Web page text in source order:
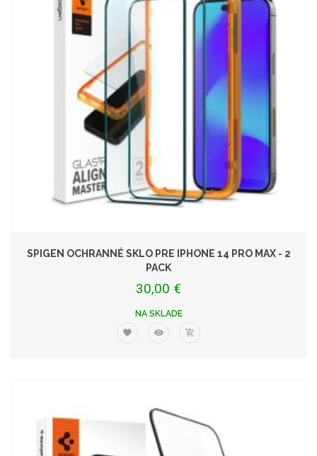
SPIGEN OCHRANNÉ SKLO PRE IPHONE 14 PRO MAX - 2
PACK
30,00 €
NA SKLADE